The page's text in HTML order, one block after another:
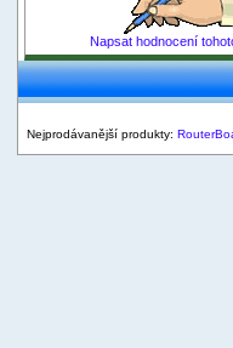
Napsat hodnocení
Nejprodávanější produkty: